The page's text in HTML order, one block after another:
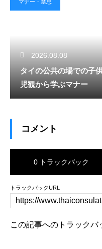
マナー・禁忌
2026.08.08
タイの公共の場での子
児観から学ぶマナー
コメント
0 トラックバック
トラックバックURL
この記事へのトラックバ